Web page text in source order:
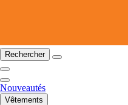
Rechercher
Nouveautés
Vêtements